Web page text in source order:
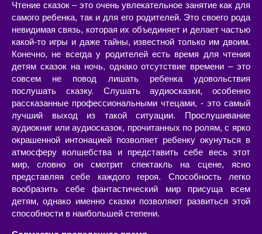
Чтение сказок – это очень увлекательное занятие как для
самого ребенка, так и для его родителей. Это своего рода
невидимая связь, которая их объединяет и делает частью
какой-то игры и даже тайны, известной только им двоим.
Конечно, не всегда у родителей есть время для чтения
детям сказок на ночь, однако отсутствие времени – это
совсем не повод лишать ребенка удовольствия
послушать сказку. Слушать аудиосказки, особенно
рассказанные профессиональными чтецами, - это самый
лучший выход из такой ситуации. Прослушивание
аудиокниг или аудиосказок, прочитанных по ролям, с ярко
окрашенной интонацией позволяет ребенку окунуться в
атмосферу волшебства и представить себе весь этот
мир, словно он смотрит спектакль на сцене, ясно
представляя себе каждого героя. Способность легко
вообразить себе фантастический мир присуща всем
детям, однако именно сказки позволяют развиться этой
способности в наибольшей степени.